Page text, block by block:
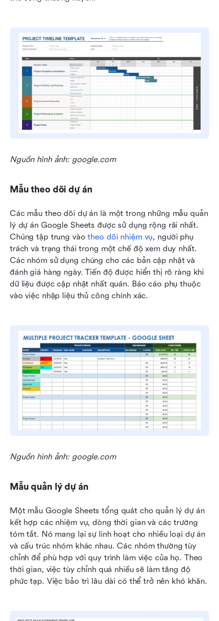
Nguồn hình ảnh: google.com
Mẫu theo dõi dự án
Các mẫu theo dõi dự án là một trong những mẫu quản
lý dự án Google Sheets được sử dụng rộng rãi nhất.
Chúng tập trung vào theo dõi nhiệm vụ, người phụ
trách và trạng thái trong một chế độ xem duy nhất.
Các nhóm sử dụng chúng cho các bản cập nhật và
đánh giá hàng ngày. Tiến độ được hiển thị rõ ràng khi
dữ liệu được cập nhật nhất quán. Báo cáo phụ thuộc
vào việc nhập liệu thủ công chính xác.
Nguồn hình ảnh: google.com
Mẫu quản lý dự án
Một mẫu Google Sheets tổng quát cho quản lý dự án
kết hợp các nhiệm vụ, dòng thời gian và các trường
tóm tắt. Nó mang lại sự linh hoạt cho nhiều loại dự án
và cấu trúc nhóm khác nhau. Các nhóm thường tùy
chỉnh để phù hợp với quy trình làm việc của họ. Theo
thời gian, việc tùy chỉnh quá nhiều sẽ làm tăng độ
phức tạp. Việc bảo trì lâu dài có thể trở nên khó khăn.